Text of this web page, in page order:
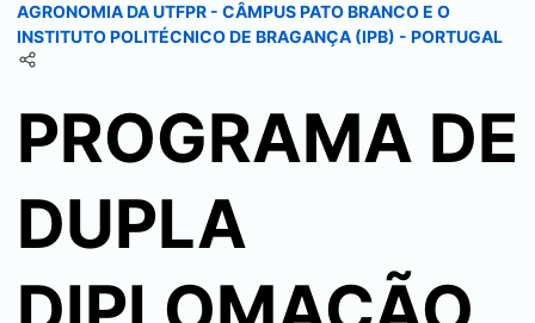
AGRONOMIA DA UTFPR - CÂMPUSPATO BRANCOE O
INSTITUTO POLITÉCNICO DE BRAGANÇA (IPB) - PORTUGAL
PROGRAMA DE
DUPLA